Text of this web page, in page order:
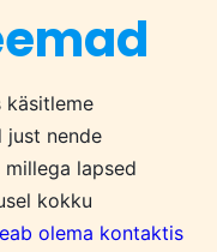
käsitleme
just nende
lapsed
kokku
olema kontaktis